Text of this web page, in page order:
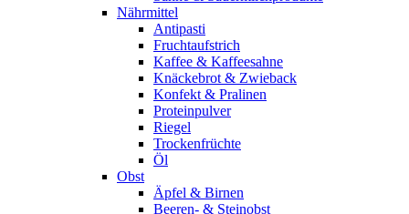
Nährmittel
Antipasti
Fruchtaufstrich
Kaffee & Kaffeesahne
Knäckebrot & Zwieback
Konfekt & Pralinen
Proteinpulver
Riegel
Trockenfrüchte
Öl
Obst
Äpfel & Birnen
Beeren- & Steinobst